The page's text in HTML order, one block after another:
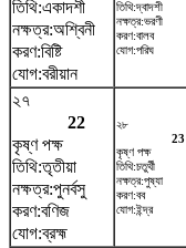
তিথি:একাদশী
নক্ষত্র:অশ্বিনী
করণ:বিষ্টি
যোগ:বরীয়ান
তিথি:দ্বাদশী
নক্ষত্র:ভরণী
করণ:বালব
যোগ:পরিঘ
২৭
22
কৃষ্ণ পক্ষ
তিথি:তৃতীয়া
নক্ষত্র:পুনর্বসু
করণ:বণিজ
যোগ:ব্রহ্ম
২৮
23
কৃষ্ণ পক্ষ
তিথি:চতুর্থী
নক্ষত্র:পুষ্যা
করণ:বব
যোগ:ইন্দ্র